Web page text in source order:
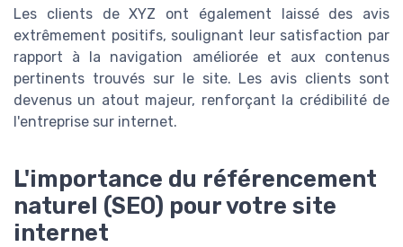
Les clients de XYZ ont également laissé des avis
extrêmement positifs, soulignant leur satisfaction par
rapport à la navigation améliorée et aux contenus
pertinents trouvés sur le site. Les avis clients sont
devenus un atout majeur, renforçant la crédibilité de
l'entreprise sur internet.
L'importance du référencement
naturel (SEO) pour votre site
internet